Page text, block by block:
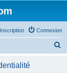
Connexion
Inscription